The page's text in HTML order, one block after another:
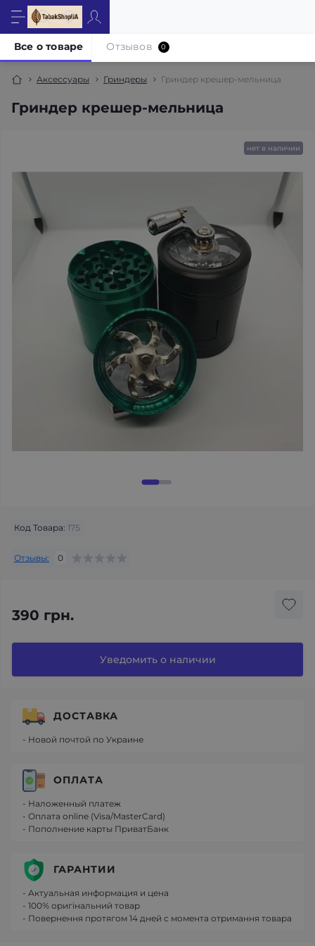
Аксессуары Гриндеры Гриндер крешер-мельница
Гриндер крешер-мельница
Все о товаре Отзывов 0
нет в наличии
Код Товара: 175
Отзывы: 0
390 грн.
Уведомить о наличии
ДОСТАВКА
- Новой почтой по Украине
ОПЛАТА
- Наложенный платеж
- Оплата online (Visa/MasterCard)
- Пополнение карты ПриватБанк
ГАРАНТИИ
- Актуальная информация и цена
- 100% оригінальний товар
- Повернення протягом 14 дней с момента отримання товара